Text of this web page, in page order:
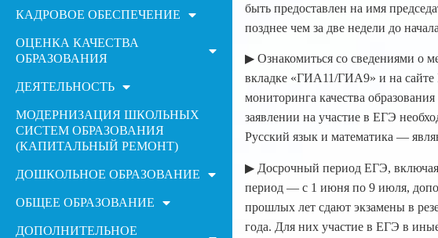
КАДРОВОЕ ОБЕСПЕЧЕНИЕ
ОЦЕНКА КАЧЕСТВА
ОБРАЗОВАНИЯ
ДЕЯТЕЛЬНОСТЬ
МОДЕРНИЗАЦИЯ ШКОЛЬНЫХ
СИСТЕМ ОБРАЗОВАНИЯ
(КАПИТАЛЬНЫЙ РЕМОНТ)
ДОШКОЛЬНОЕ ОБРАЗОВАНИЕ
ОБЩЕЕ ОБРАЗОВАНИЕ
ДОПОЛНИТЕЛЬНОЕ
быть предоставлен на имя
позднее чем за две недели до
▶ Ознакомиться со сведениями о
вкладке «ГИА11/ГИА9» и на сайте
мониторинга качества
заявлении на участие в ЕГЭ
Русский язык и математика —
▶ Досрочный период ЕГЭ, включая
период — с 1 июня по 9 июля,
прошлых лет сдают экзамены в
года. Для них участие в ЕГЭ в